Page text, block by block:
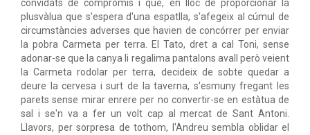
convidats de compromís i que, en lloc de proporcionar la
plusvàlua que s'espera d'una espatlla, s'afegeix al cúmul de
circumstàncies adverses que havien de concórrer per enviar
la pobra Carmeta per terra. El Tato, dret a cal Toni, sense
adonar-se que la canya li regalima pantalons avall però veient
la Carmeta rodolar per terra, decideix de sobte quedar a
deure la cervesa i surt de la taverna, s'esmuny fregant les
parets sense mirar enrere per no convertir-se en estàtua de
sal i se'n va a fer un volt cap al mercat de Sant Antoni.
Llavors, per sorpresa de tothom, l'Andreu sembla oblidar el